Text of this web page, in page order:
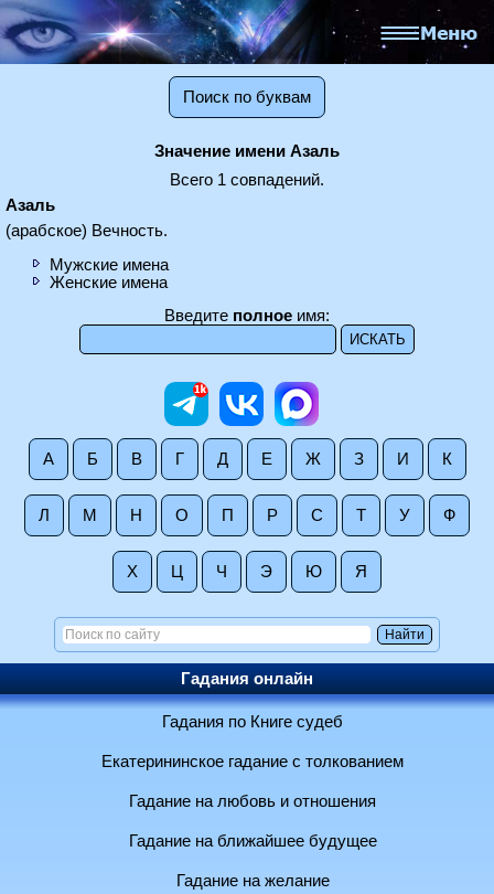
Поиск по буквам
Значение имени Азаль
Всего 1 совпадений.
Азаль
(арабское) Вечность.
Мужские имена
Женские имена
Введите полное имя:
А Б В Г Д Е Ж З И К
Л М Н О П Р С Т У Ф
Х Ц Ч Э Ю Я
Гадания онлайн
Гадания по Книге судеб
Екатерининское гадание с толкованием
Гадание на любовь и отношения
Гадание на ближайшее будущее
Гадание на желание